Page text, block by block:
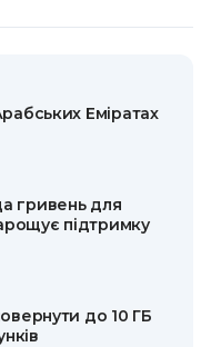
Еміратах
гривень для
підтримку
до 10 ГБ